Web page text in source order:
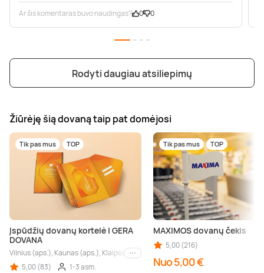
Ar šis komentaras buvo naudingas? 0 0
Rodyti daugiau atsiliepimų
Žiūrėję šią dovaną taip pat domėjosi
Tik pas mus TOP
Įspūdžių dovanų kortelė | GERA
DOVANA
Vilnius (aps.), Kaunas (aps.), Klaipėda (aps.), Palanga (aps.), Nida (aps.),
Kiti miestai
5,00 (83)
1-3 asm.
Tik pas mus TOP
MAXIMOS dovanų čekis
5,00 (216)
Nuo 5,00 €